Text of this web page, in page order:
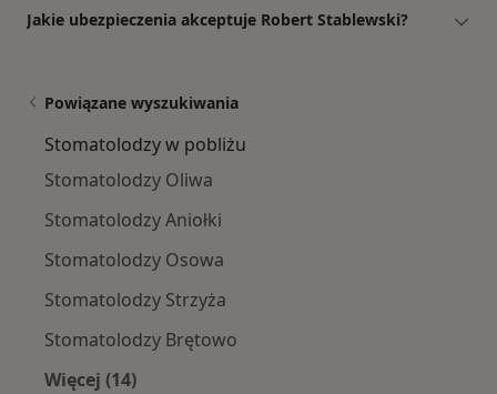
Jakie ubezpieczenia akceptuje Robert Stablewski?
Powiązane wyszukiwania
Stomatolodzy w pobliżu
Stomatolodzy Oliwa
Stomatolodzy Aniołki
Stomatolodzy Osowa
Stomatolodzy Strzyża
Stomatolodzy Brętowo
Więcej (14)